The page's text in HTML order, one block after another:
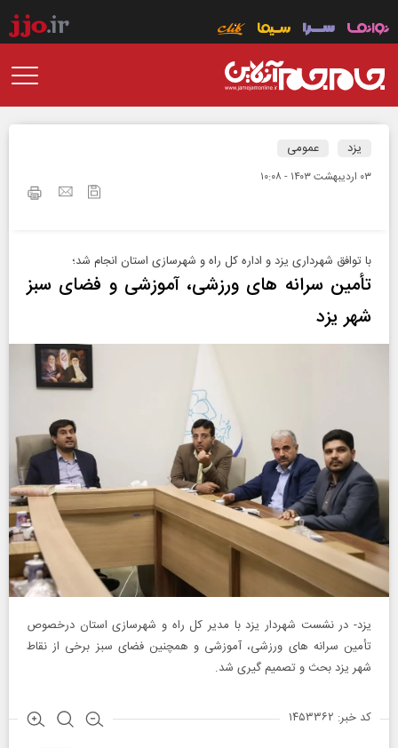
یزد عمومی
۰۳ ارديبهشت ۱۴۰۳ - ۱۰:۰۸
با توافق شهرداری یزد و اداره کل راه و شهرسازی استان انجام شد؛
تأمین سرانه های ورزشی، آموزشی و فضای سبز
شهر یزد
یزد- در نشست شهردار یزد با مدیر کل راه و شهرسازی استان درخصوص
تأمین سرانه های ورزشی، آموزشی و همچنین فضای سبز برخی از نقاط
شهر یزد بحث و تصمیم گیری شد.
کد خبر: ۱۴۵۳۳۶۲